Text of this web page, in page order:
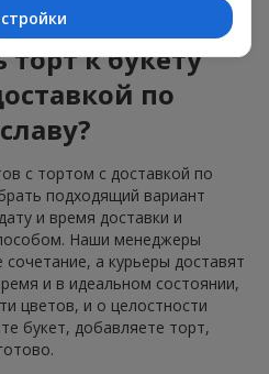
торт к букету
по
с тортом с доставкой по
подходящий вариант
и время доставки и
Наши менеджеры
а курьеры доставят
и в идеальном состоянии,
цветов, и о целостности
букет, добавляете торт,